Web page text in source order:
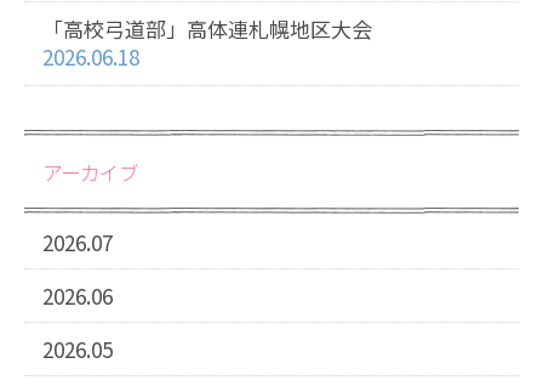
「高校弓道部」高体連札幌地区大会
2026.06.18
アーカイブ
2026.07
2026.06
2026.05